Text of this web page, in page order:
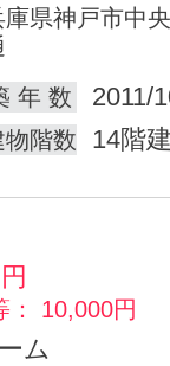
庫県神戸市中
年 数
2011/
物階数 14階
円
： 10,000円
ム